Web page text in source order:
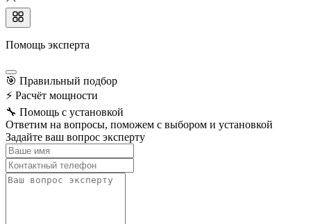
Помощь эксперта
🎯 Правильный подбор
⚡ Расчёт мощности
🔧 Помощь с установкой
Ответим на вопросы, поможем с выбором и установкой
Задайте ваш вопрос эксперту